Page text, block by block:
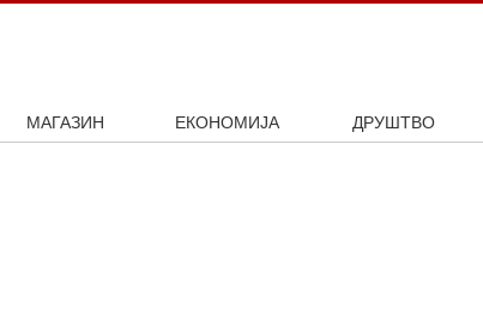
МАГАЗИН
ЕКОНОМИЈА
ДРУШТВО